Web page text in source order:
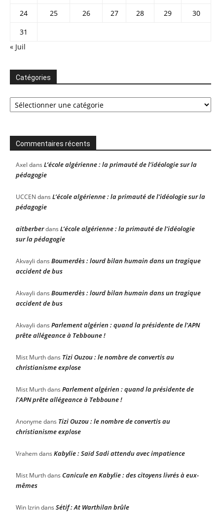
24
25 26 27 28 29
30
31
« Juil
Catégories
Catégories
Commentaires récents
Axel dans L’école algérienne : la primauté de l’idéologie sur la
pédagogie
UCCEN dans L’école algérienne : la primauté de l’idéologie sur la
pédagogie
aitberberdans L’école algérienne : la primauté de l’idéologie
sur la pédagogie
Akvayli dans Boumerdès : lourd bilan humain dans un tragique
accident de bus
Akvayli dans Boumerdès : lourd bilan humain dans un tragique
accident de bus
Akvayli dans Parlement algérien : quand la présidente de l’APN
prête allégeance à Tebboune !
Mist Murthdans Tizi Ouzou : le nombre de convertis au
christianisme explose
Mist Murthdans Parlement algérien : quand la présidente de
l’APN prête allégeance à Tebboune !
Anonyme dans Tizi Ouzou : le nombre de convertis au
christianisme explose
Vrahemdans Kabylie : Saïd Sadi attendu avec impatience
Mist Murthdans Canicule en Kabylie : des citoyens livrés à eux-
mêmes
Win Izrindans Sétif : At Warthilan brûle